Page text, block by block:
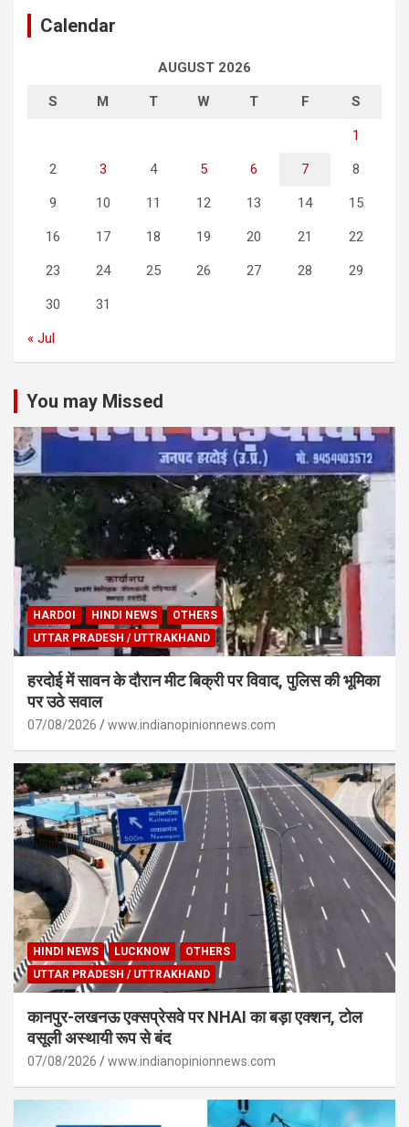
Calendar
AUGUST 2026
S M T W T F S
1
2 3 4 5 6 7 8
9 10 11 12 13 14 15
16 17 18 19 20 21 22
23 24 25 26 27 28 29
30 31
« Jul
You may Missed
HARDOI HINDI NEWS
OTHERS
UTTAR PRADESH / UTTRAKHAND
हरदोई में सावन के दौरान मीट बिक्री पर विवाद, पुलिस की भूमिका
पर उठे सवाल
07/08/2026 www.indianopinionnews.com
HINDI NEWS LUCKNOW
OTHERS
UTTAR PRADESH / UTTRAKHAND
कानपुर-लखनऊ एक्सप्रेसवे पर NHAI का बड़ा एक्शन, टोल
वसूली अस्थायी रूप से बंद
07/08/2026 www.indianopinionnews.com